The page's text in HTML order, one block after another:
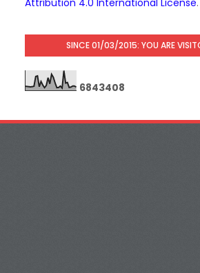
Attribution 4.0 International License.
SINCE 01/03/2015: YOU ARE
6843408